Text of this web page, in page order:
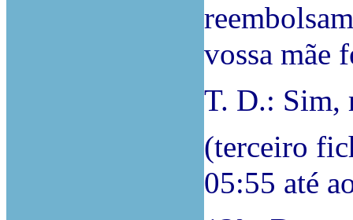
vossa mãe
T. D.: Sim,
(terceiro
05:55 até